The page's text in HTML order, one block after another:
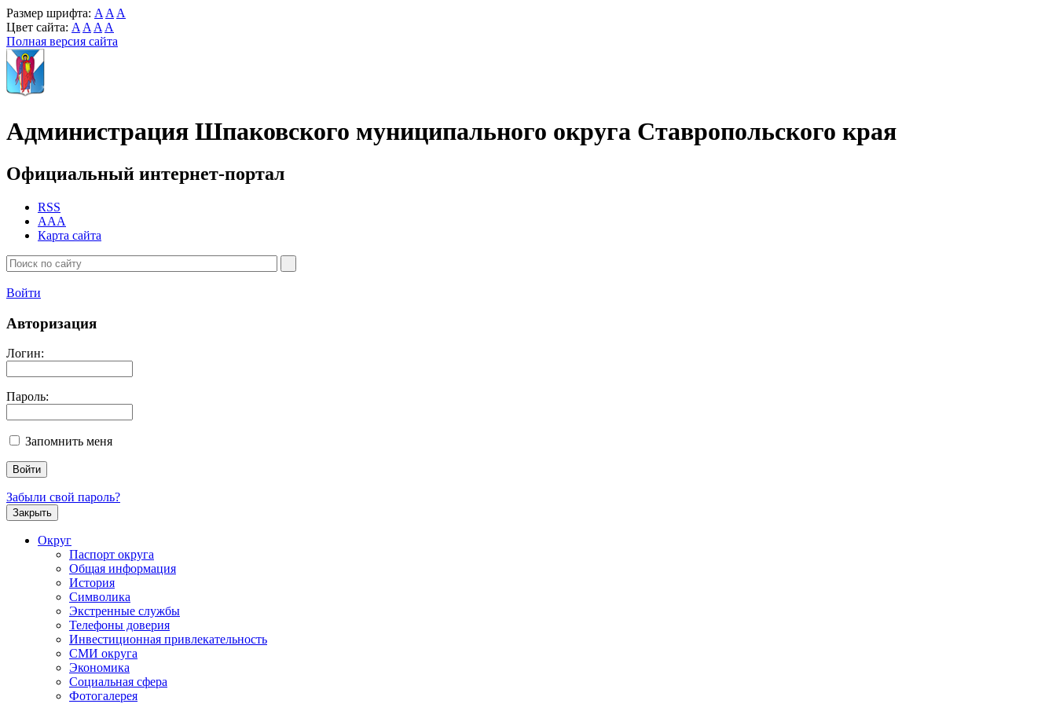
Размер шрифта: A A A
Цвет сайта: A A A A
Полная версия сайта
Администрация Шпаковского муниципального округа Ставропольского края
Официальный интернет-портал
RSS
AAA
Карта сайта
Войти
Авторизация
Логин:
Пароль:
Запомнить меня
Забыли свой пароль?
Закрыть
Округ
Паспорт округа
Общая информация
История
Символика
Экстренные службы
Телефоны доверия
Инвестиционная привлекательность
СМИ округа
Экономика
Социальная сфера
Фотогалерея